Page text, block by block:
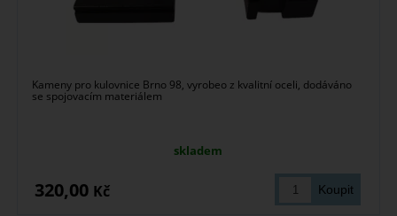
Kameny pro kulovnice Brno 98, vyrobeo z kvalitní oceli, dodáváno
se spojovacím materiálem
skladem
320,00 Kč